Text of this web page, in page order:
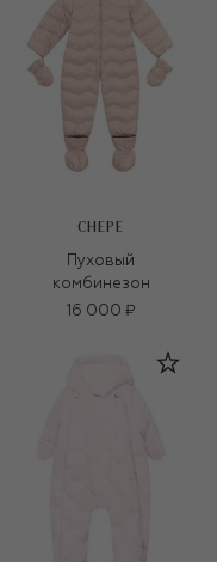
CHEPE
Пуховый
комбинезон
16 000 ₽